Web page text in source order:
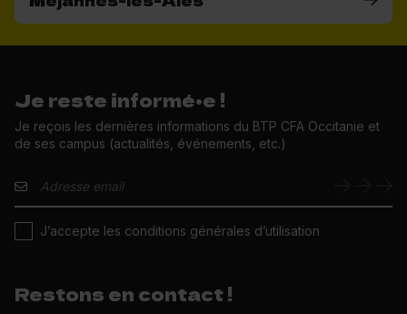
Je reste informé•e !
Je reçois les dernières informations du BTP CFA Occitanie et
de ses campus (actualités, événements, etc.)
J’accepte les conditions générales d’utilisation
Restons en contact !